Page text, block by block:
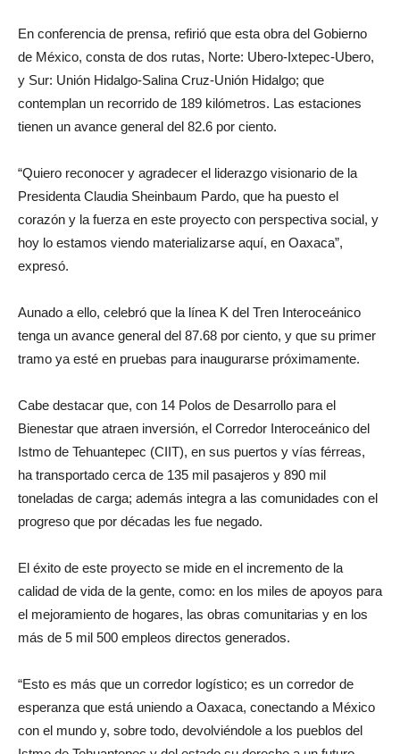
En conferencia de prensa, refirió que esta obra del Gobierno
de México, consta de dos rutas, Norte: Ubero-Ixtepec-Ubero,
y Sur: Unión Hidalgo-Salina Cruz-Unión Hidalgo; que
contemplan un recorrido de 189 kilómetros. Las estaciones
tienen un avance general del 82.6 por ciento.
“Quiero reconocer y agradecer el liderazgo visionario de la
Presidenta Claudia Sheinbaum Pardo, que ha puesto el
corazón y la fuerza en este proyecto con perspectiva social, y
hoy lo estamos viendo materializarse aquí, en Oaxaca”,
expresó.
Aunado a ello, celebró que la línea K del Tren Interoceánico
tenga un avance general del 87.68 por ciento, y que su primer
tramo ya esté en pruebas para inaugurarse próximamente.
Cabe destacar que, con 14 Polos de Desarrollo para el
Bienestar que atraen inversión, el Corredor Interoceánico del
Istmo de Tehuantepec (CIIT), en sus puertos y vías férreas,
ha transportado cerca de 135 mil pasajeros y 890 mil
toneladas de carga; además integra a las comunidades con el
progreso que por décadas les fue negado.
El éxito de este proyecto se mide en el incremento de la
calidad de vida de la gente, como: en los miles de apoyos para
el mejoramiento de hogares, las obras comunitarias y en los
más de 5 mil 500 empleos directos generados.
“Esto es más que un corredor logístico; es un corredor de
esperanza que está uniendo a Oaxaca, conectando a México
con el mundo y, sobre todo, devolviéndole a los pueblos del